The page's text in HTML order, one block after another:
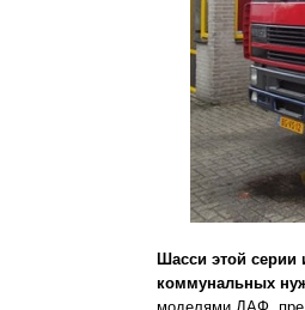
Шасси этой серии
коммунальных